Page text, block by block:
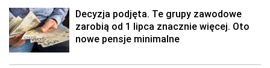
Decyzja podjęta. Te grupy zawodowe
zarobią od 1 lipca znacznie więcej. Oto
nowe pensje minimalne